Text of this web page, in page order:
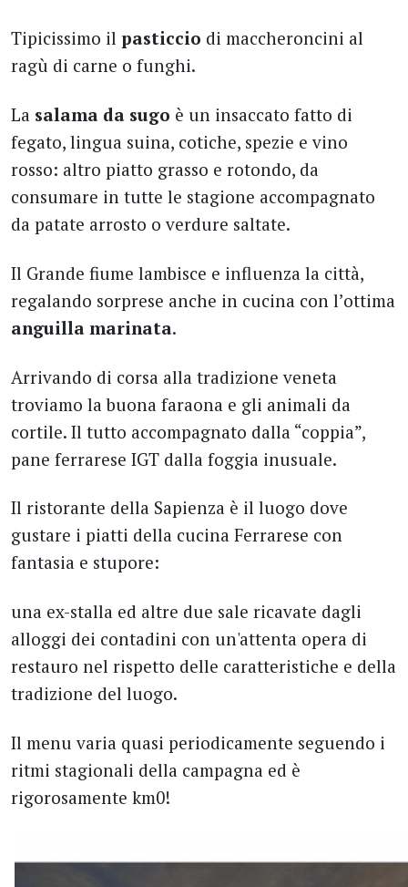
Tipicissimo il pasticcio di maccheroncini al
ragù di carne o funghi.
La salama da sugo è un insaccato fatto di
fegato, lingua suina, cotiche, spezie e vino
rosso: altro piatto grasso e rotondo, da
consumare in tutte le stagione accompagnato
da patate arrosto o verdure saltate.
Il Grande fiume lambisce e influenza la città,
regalando sorprese anche in cucina con l’ottima
anguilla marinata.
Arrivando di corsa alla tradizione veneta
troviamo la buona faraona e gli animali da
cortile. Il tutto accompagnato dalla “coppia”,
pane ferrarese IGT dalla foggia inusuale.
Il ristorante della Sapienza è il luogo dove
gustare i piatti della cucina Ferrarese con
fantasia e stupore:
una ex-stalla ed altre due sale ricavate dagli
alloggi dei contadini con un'attenta opera di
restauro nel rispetto delle caratteristiche e della
tradizione del luogo.
Il menu varia quasi periodicamente seguendo i
ritmi stagionali della campagna ed è
rigorosamente km0!